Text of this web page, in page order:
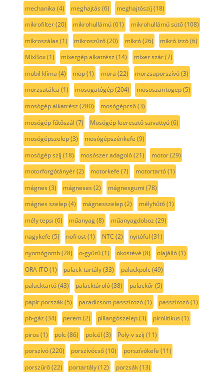
mechanika (4) meghajtás (6) meghajtószíj (18)
mikrofilter(20) mikrohullámú(61) mikrohullámú sütő(108)
mikroszálas (1) mikroszűrő(20) mikró(26) mikró izzó(6)
MixBox(1) mixergép alkatrész (14) mixer szár(7)
mobil klíma (4) mop(1) mora (22) morzsaporszívó(3)
morzsatálca (1) mosogatógép(204) mososzaritogep(5)
mosógép alkatrész (280) mosógépcső(3)
mosógép fűtőszál (7) Mosógép leeresztő szivattyú(6)
mosógépszelep(3) mosógépszénkefe (9)
mosógép szíj (18) mosószer adagoló(21) motor(29)
motorforgótányér(2) motorkefe (7) motortartó(1)
mágnes (3) mágneses (2) mágnesgumi (78)
mágnes szelep(4) mágnesszelep(2) mélyhűtő(1)
mély tepsi (6) műanyag(8) műanyagdoboz (29)
nagykefe (5) nofrost(1) NTC (2) nyitófül (31)
nyomógomb(28) o-gyűrű(1) okostévé (8) olajálló(1)
ORA ITO(1) palack-tartály(33) palackpolc(49)
palacktartó(43) palacktároló(38) palackőr(5)
papír porszák(5) paradicsom passzírozó(1) passzírozó(1)
pb-gáz (34) perem(2) pillangószelep(3) pirolitikus (1)
piros (1) polc(86) polcél (3) Poly-v szíj (11)
porszívó(220) porszívócső(10) porszívókefe (11)
porszűrő(22) portartály(12) porzsák(13)